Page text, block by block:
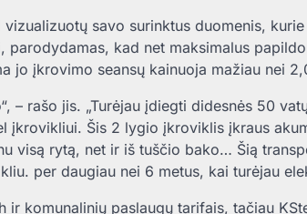
savo surinktus duomenis,
parodydamas, kad net maksimalus
jo įkrovimo seansų kainuoja mažiau nei
– rašo jis. „Turėjau įdiegti didesnės 50
įkrovikliui. Šis 2 lygio įkroviklis įkraus
visą rytą, net ir iš tuščio bako… Šią
per daugiau nei 6 metus, kai turėjau
komunalinių paslaugų tarifais, tačiau